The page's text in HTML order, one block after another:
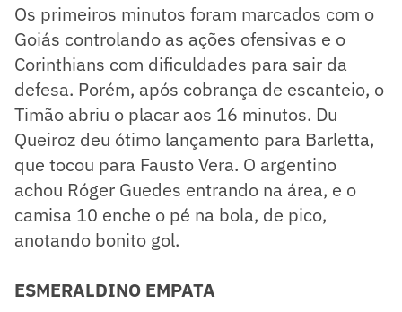
Os primeiros minutos foram marcados com o
Goiás controlando as ações ofensivas e o
Corinthians com dificuldades para sair da
defesa. Porém, após cobrança de escanteio, o
Timão abriu o placar aos 16 minutos. Du
Queiroz deu ótimo lançamento para Barletta,
que tocou para Fausto Vera. O argentino
achou Róger Guedes entrando na área, e o
camisa 10 enche o pé na bola, de pico,
anotando bonito gol.
ESMERALDINO EMPATA